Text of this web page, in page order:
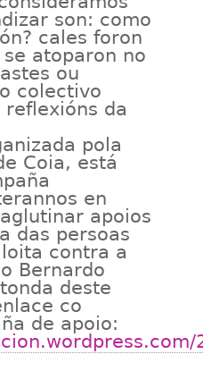
son: como
cales foron
atoparon no
ou
colectivo
da
pola
Coia, está
en
apoios
das persoas
contra a
Bernardo
deste
co
de apoio: